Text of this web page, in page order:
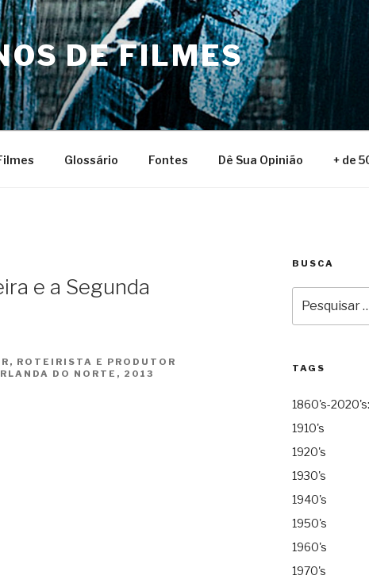
DE FILMES
Glossário Fontes Dê Sua Opinião + de
e a Segunda
ROTEIRISTA E PRODUTOR
DO NORTE, 2013
BUSCA
por:
TAGS
1860's-
1910's
1920's
1930's
1940's
1950's
1960's
1970's